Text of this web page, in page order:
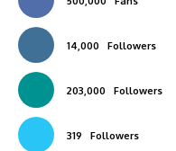
14,000 Followers
203,000 Followers
319 Followers